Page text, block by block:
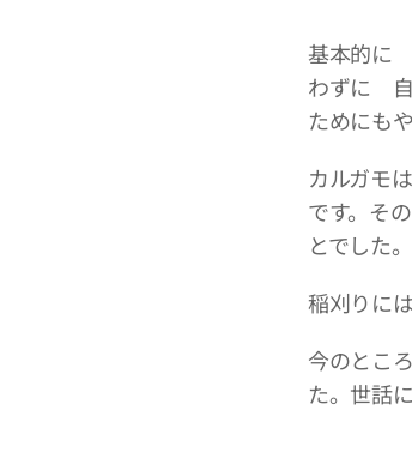
基本的に
わずに 自
ためにも
カルガモ
です。そ
とでした。
稲刈りに
今のとこ
た。世話